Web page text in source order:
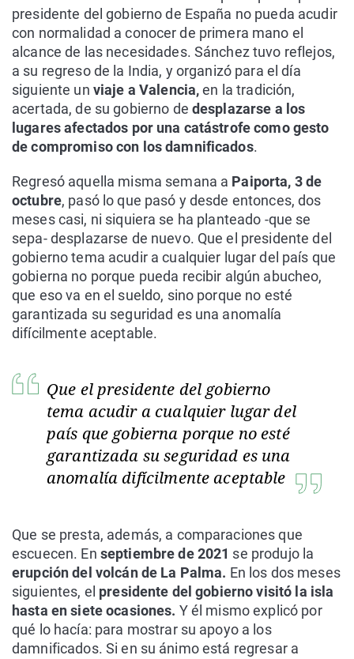
presidente del gobierno de España no pueda acudir
con normalidad a conocer de primera mano el
alcance de las necesidades. Sánchez tuvo reflejos,
a su regreso de la India, y organizó para el día
siguiente un viaje a Valencia,en la tradición,
acertada, de su gobierno de desplazarse a los
lugares afectados por una catástrofe como gesto
de compromiso con los damnificados.
Regresó aquella misma semana a Paiporta, 3 de
octubre, pasó lo que pasó y desde entonces, dos
meses casi, ni siquiera se ha planteado -que se
sepa- desplazarse de nuevo. Que el presidente del
gobierno tema acudir a cualquier lugar del país que
gobierna no porque pueda recibir algún abucheo,
que eso va en el sueldo, sino porque no esté
garantizada su seguridad es una anomalía
difícilmente aceptable.
Que el presidente del gobierno
tema acudir a cualquier lugar del
país que gobierna porque no esté
garantizada su seguridad es una
anomalía difícilmente aceptable
Que se presta, además, a comparaciones que
escuecen. En septiembre de 2021 se produjo la
erupción del volcán de La Palma. En los dos meses
siguientes, el presidente del gobierno visitó la isla
hasta en siete ocasiones. Y él mismo explicó por
qué lo hacía: para mostrar su apoyo a los
damnificados. Si en su ánimo está regresar a